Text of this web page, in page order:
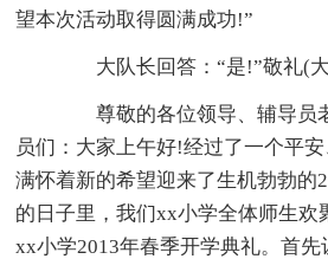
望本次活动取得圆满成功!”
大队长回答：“是!”敬礼(大
尊敬的各位领导、辅导员
员们：大家上午好!经过了一个平
满怀着新的希望迎来了生机勃勃的
的日子里，我们xx小学全体师生欢
xx小学2013年春季开学典礼。首